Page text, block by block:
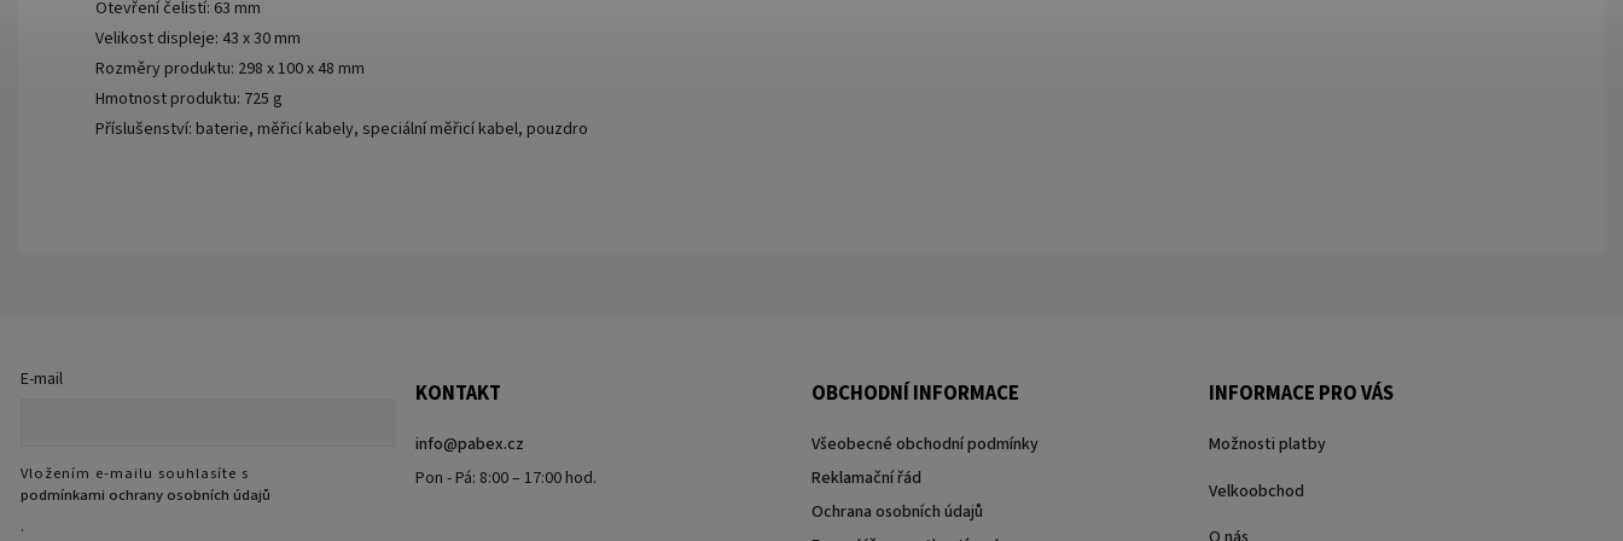
Otevření čelistí: 63 mm
Velikost displeje: 43 x 30 mm
Rozměry produktu: 298 x 100 x 48 mm
Hmotnost produktu: 725 g
Příslušenství: baterie, měřicí kabely, speciální měřicí kabel, pouzdro
E-mail
Vložením e-mailu souhlasíte s
podmínkami ochrany osobních údajů
.
KONTAKT
info@pabex.cz
Pon - Pá: 8:00 – 17:00 hod.
OBCHODNÍ INFORMACE
Všeobecné obchodní podmínky
Reklamační řád
Ochrana osobních údajů
INFORMACE PRO VÁS
Možnosti platby
Velkoobchod